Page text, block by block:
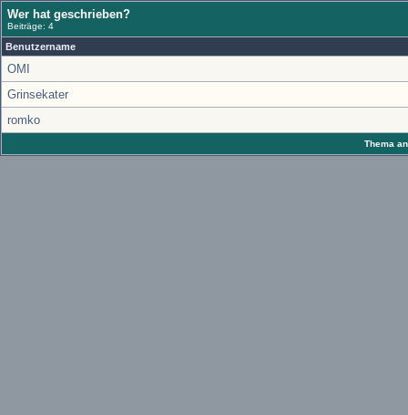
Wer hat geschrieben?
Beiträge: 4
Benutzername
OMI
Grinsekater
romko
Thema